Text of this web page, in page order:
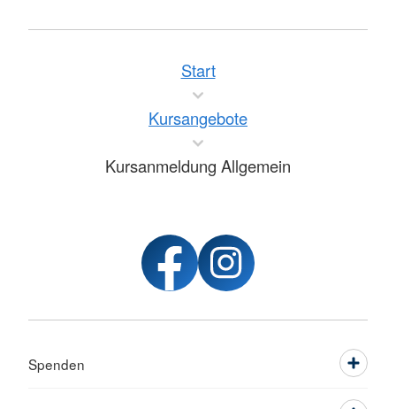
Start
Kursangebote
Kursanmeldung Allgemein
Spenden